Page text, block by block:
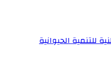
للتنمية الحيوانية